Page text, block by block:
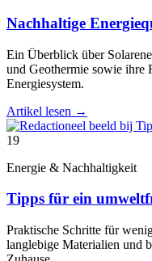
Nachhaltige
Ein Überblick über
und Geothermie sowie ihre
Energiesystem.
Artikel lesen →
19
Energie & Nachhaltigkeit
Tipps für ein
Praktische Schritte für
langlebige Materialien und